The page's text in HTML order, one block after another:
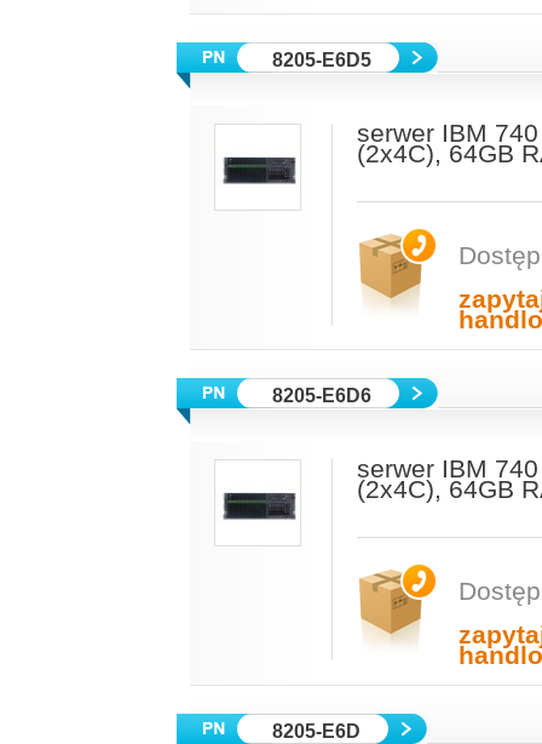
8205-E6D5
serwer IBM
(2x4C), 64GB
8205-E6D6
serwer IBM
(2x4C), 64GB
8205-E6D